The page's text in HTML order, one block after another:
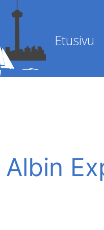
Etusivu
Albin